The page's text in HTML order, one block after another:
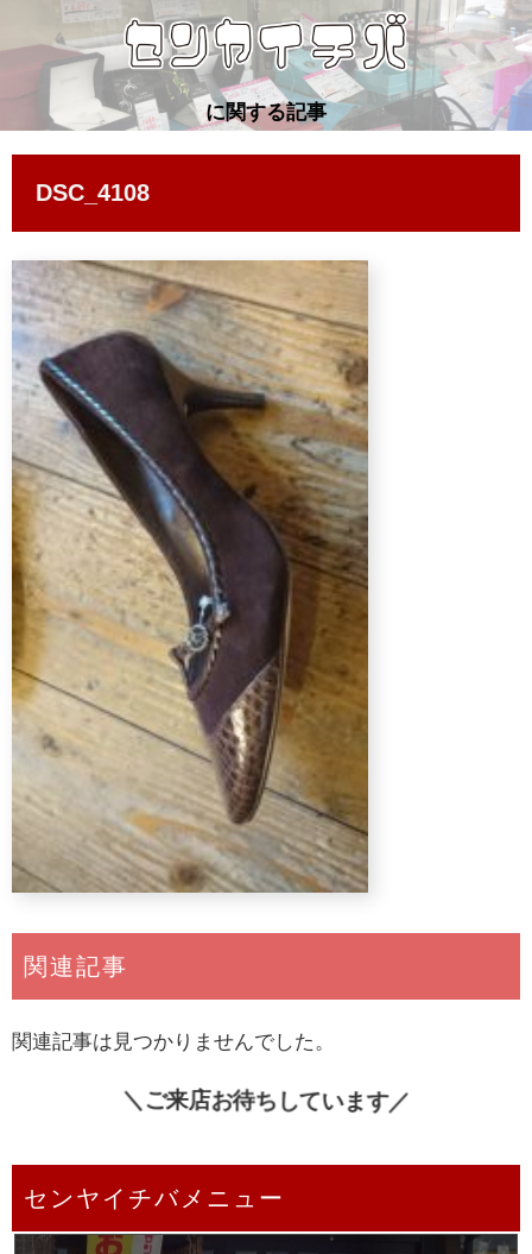
に関する記事
DSC_4108
関連記事
関連記事は見つかりませんでした。
＼ご来店お待ちしています／
センヤイチバメニュー